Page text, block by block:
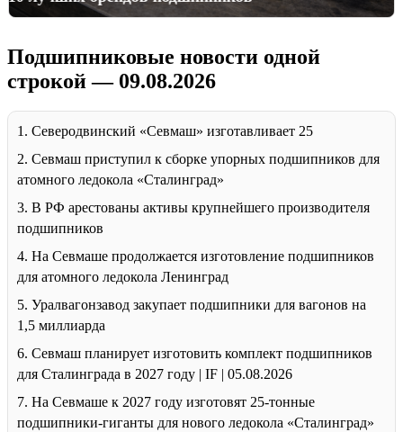
Подшипниковые новости одной
строкой — 09.08.2026
1. Северодвинский «Севмаш» изготавливает 25
2. Севмаш приступил к сборке упорных подшипников для
атомного ледокола «Сталинград»
3. В РФ арестованы активы крупнейшего производителя
подшипников
4. На Севмаше продолжается изготовление подшипников
для атомного ледокола Ленинград
5. Уралвагонзавод закупает подшипники для вагонов на
1,5 миллиарда
6. Севмаш планирует изготовить комплект подшипников
для Сталинграда в 2027 году | IF | 05.08.2026
7. На Севмаше к 2027 году изготовят 25-тонные
подшипники-гиганты для нового ледокола «Сталинград»